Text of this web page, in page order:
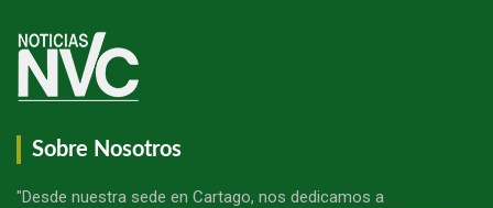
Sobre Nosotros
"Desde nuestra sede en Cartago, nos dedicamos a